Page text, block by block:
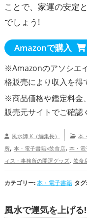
ことで、家運の安定
でしょう!
Amazonで購入
※Amazonのアソシエ
格販売により収入を得
※商品価格や鑑定料金
販売元サイトでご確認
風水師 K（編集長） 本
所, 本・電子書籍×飲食店, 本・電
ィス・事務所の開運グッズ, 飲食
アップ,仕事運アップ,健康運ア
カテゴリー:本・電子書籍 タグ:
風水で運気を上げる!